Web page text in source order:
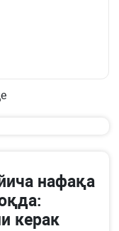
нафақа
керак